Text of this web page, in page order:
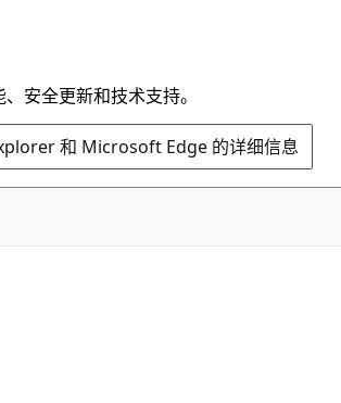
安全更新和技术支持。
和 Microsoft Edge 的详细信息